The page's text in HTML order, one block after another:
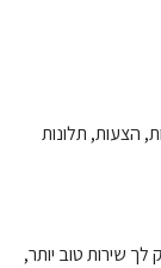
הצעות, תלונות
שירות טוב יותר,